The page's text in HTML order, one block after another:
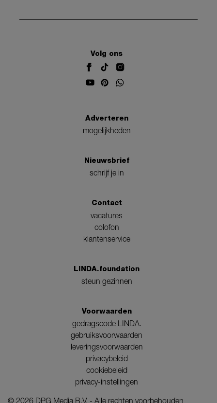
Volg ons
Adverteren
mogelijkheden
Nieuwsbrief
schrijf je in
Contact
vacatures
colofon
klantenservice
LINDA.foundation
steun gezinnen
Voorwaarden
gedragscode LINDA.
gebruiksvoorwaarden
leveringsvoorwaarden
privacybeleid
cookiebeleid
privacy-instellingen
© 2026 DPG Media B.V. - Alle rechten voorbehouden